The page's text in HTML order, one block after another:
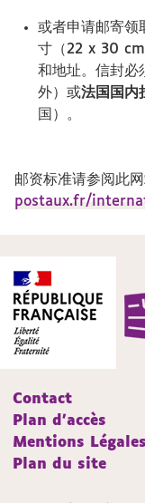
或者申请邮寄领
寸（22 x 30 cm
和地址。信封必
外）或法国国内
国）。
邮资标准请参阅此
postaux.fr/
Contact
Plan d'accès
Mentions Légales
Plan du site